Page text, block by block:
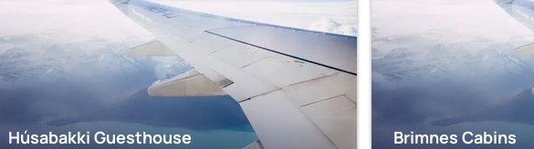
Húsabakki Guesthouse Brimnes Cabins